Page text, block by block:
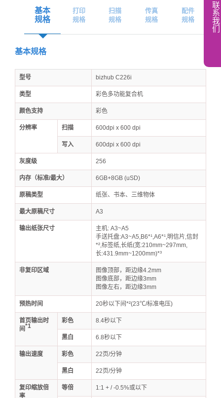
基本
规格
打印
规格
扫描
规格
传真
规格
配件
规格
基本规格
型号 bizhub C226i
类型 彩色多功能复合机
颜色支持 彩色
分辨率 扫描 600dpi x 600 dpi
写入 600dpi x 600 dpi
灰度级 256
内存（标准/最大） 6GB+8GB (uSD)
原稿类型 纸张、书本、三维物体
最大原稿尺寸 A3
输出纸张尺寸
主机: A3~A5
手送托盘:A3~A5,B6*¹,A6*¹,明信片,信封
*²,标签纸,长纸(宽:210mm~297mm,
长:431.9mm~1200mm)*³
非复印区域
图像顶部，距边缘4.2mm
图像底部，距边缘3mm
图像左右，距边缘3mm
预热时间 20秒以下间*²(23℃/标准电压)
首页输出时
间*1
彩色 8.4秒以下
黑白 6.8秒以下
输出速度 彩色 22页/分钟
黑白 22页/分钟
复印缩放倍
率
等倍 1:1 + / -0.5%或以下
联
系
我
们